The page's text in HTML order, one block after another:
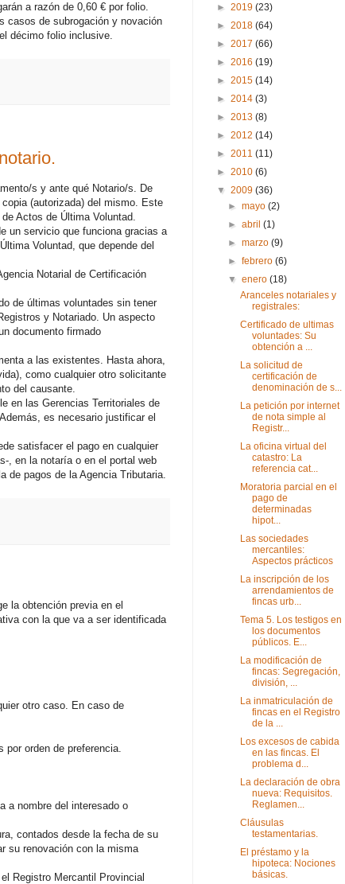
a razón de 0,60 € por folio.
casos de subrogación y novación
décimo folio inclusive.
s y ante qué Notario/s. De
(autorizada) del mismo. Este
Actos de Última Voluntad.
un servicio que funciona gracias a
Voluntad, que depende del
Notarial de Certificación
de últimas voluntades sin tener
y Notariado. Un aspecto
documento firmado
a las existentes. Hasta ahora,
como cualquier otro solicitante
del causante.
en las Gerencias Territoriales de
es necesario justificar el
satisfacer el pago en cualquier
, en la notaría o en el portal web
de pagos de la Agencia Tributaria.
la obtención previa en el
con la que va a ser identificada
otro caso. En caso de
orden de preferencia.
a nombre del interesado o
contados desde la fecha de su
su renovación con la misma
Registro Mercantil Provincial
► 2019 (23)
► 2018 (64)
► 2017 (66)
► 2016 (19)
► 2015 (14)
► 2014 (3)
► 2013 (8)
► 2012 (14)
► 2011 (11)
► 2010 (6)
▼ 2009 (36)
►mayo(2)
►abril(1)
►marzo(9)
►febrero(6)
▼enero(18)
Aranceles notariales y
registrales:
Certificado de ultimas
voluntades: Su
obtención a ...
La solicitud de
certificación de
denominación de s...
La petición por internet
de nota simple al
Registr...
La oficina virtual del
catastro: La
referencia cat...
Moratoria parcial en el
pago de
determinadas
hipot...
Las sociedades
mercantiles:
Aspectos prácticos
La inscripción de los
arrendamientos de
fincas urb...
Tema 5. Los testigos en
los documentos
públicos. E...
La modificación de
fincas: Segregación,
división, ...
La inmatriculación de
fincas en el Registro
de la ...
Los excesos de cabida
en las fincas. El
problema d...
La declaración de obra
nueva: Requisitos.
Reglamen...
Cláusulas
testamentarias.
El préstamo y la
hipoteca: Nociones
básicas.